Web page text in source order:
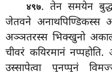
४९७. तेनसमयेन
जेतवने
अञ्ञतरस्स भिक्खुनो
चीवरं कयिरमानं
उस्सापेत्वा पुनप्पुनं